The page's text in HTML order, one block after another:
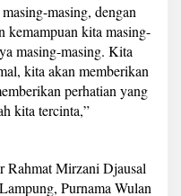
masing, dengan
kemampuan kita masing-
masing-masing. Kita
kita akan memberikan
perhatian yang
kita tercinta,”
Rahmat Mirzani Djausal
Purnama Wulan